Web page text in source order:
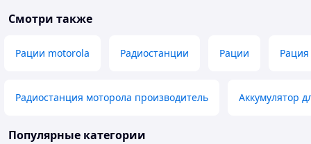
Смотри также
Рации motorola Радиостанции Рации
Радиостанция моторола производитель Аккумулятор
Популярные категории